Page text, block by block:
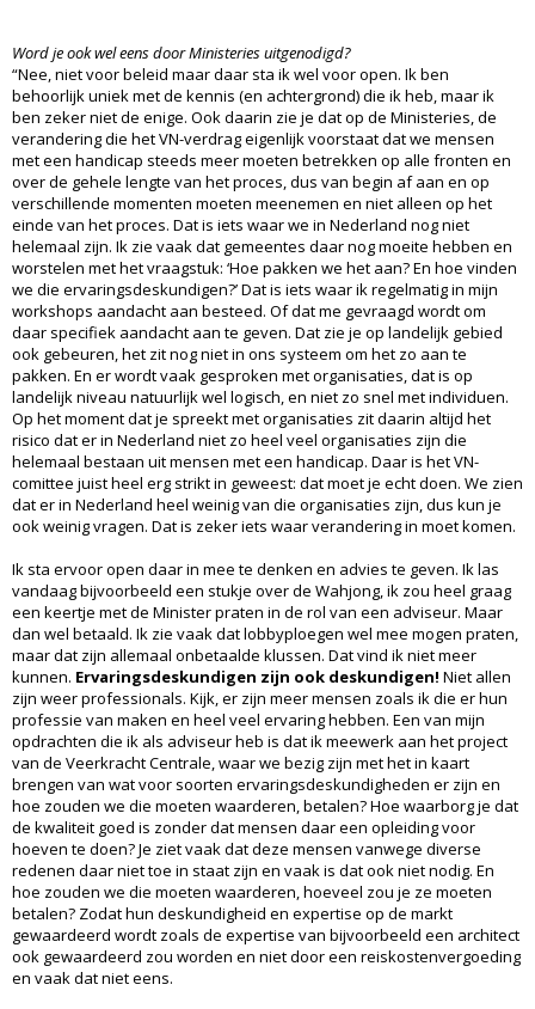
Word je ook wel eens door Ministeries uitgenodigd?
“Nee, niet voor beleid maar daar sta ik wel voor open. Ik ben
behoorlijk uniek met de kennis (en achtergrond) die ik heb, maar ik
ben zeker niet de enige. Ook daarin zie je dat op de Ministeries, de
verandering die het VN-verdrag eigenlijk voorstaat dat we mensen
met een handicap steeds meer moeten betrekken op alle fronten en
over de gehele lengte van het proces, dus van begin af aan en op
verschillende momenten moeten meenemen en niet alleen op het
einde van het proces. Dat is iets waar we in Nederland nog niet
helemaal zijn. Ik zie vaak dat gemeentes daar nog moeite hebben en
worstelen met het vraagstuk: ‘Hoe pakken we het aan? En hoe vinden
we die ervaringsdeskundigen?’ Dat is iets waar ik regelmatig in mijn
workshops aandacht aan besteed. Of dat me gevraagd wordt om
daar specifiek aandacht aan te geven. Dat zie je op landelijk gebied
ook gebeuren, het zit nog niet in ons systeem om het zo aan te
pakken. En er wordt vaak gesproken met organisaties, dat is op
landelijk niveau natuurlijk wel logisch, en niet zo snel met individuen.
Op het moment dat je spreekt met organisaties zit daarin altijd het
risico dat er in Nederland niet zo heel veel organisaties zijn die
helemaal bestaan uit mensen met een handicap. Daar is het VN-
comittee juist heel erg strikt in geweest: dat moet je echt doen. We zien
dat er in Nederland heel weinig van die organisaties zijn, dus kun je
ook weinig vragen. Dat is zeker iets waar verandering in moet komen.
Ik sta ervoor open daar in mee te denken en advies te geven. Ik las
vandaag bijvoorbeeld een stukje over de Wahjong, ik zou heel graag
een keertje met de Minister praten in de rol van een adviseur. Maar
dan wel betaald. Ik zie vaak dat lobbyploegen wel mee mogen praten,
maar dat zijn allemaal onbetaalde klussen. Dat vind ik niet meer
kunnen. Ervaringsdeskundigen zijn ook deskundigen! Niet allen
zijn weer professionals. Kijk, er zijn meer mensen zoals ik die er hun
professie van maken en heel veel ervaring hebben. Een van mijn
opdrachten die ik als adviseur heb is dat ik meewerk aan het project
van de Veerkracht Centrale, waar we bezig zijn met het in kaart
brengen van wat voor soorten ervaringsdeskundigheden er zijn en
hoe zouden we die moeten waarderen, betalen? Hoe waarborg je dat
de kwaliteit goed is zonder dat mensen daar een opleiding voor
hoeven te doen? Je ziet vaak dat deze mensen vanwege diverse
redenen daar niet toe in staat zijn en vaak is dat ook niet nodig. En
hoe zouden we die moeten waarderen, hoeveel zou je ze moeten
betalen? Zodat hun deskundigheid en expertise op de markt
gewaardeerd wordt zoals de expertise van bijvoorbeeld een architect
ook gewaardeerd zou worden en niet door een reiskostenvergoeding
en vaak dat niet eens.